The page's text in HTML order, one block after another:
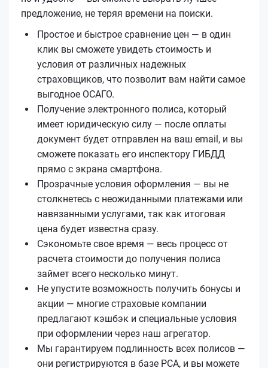
предложение, не теряя времени на поиски.
Простое и быстрое сравнение цен — в один
клик вы сможете увидеть стоимость и
условия от различных надежных
страховщиков, что позволит вам найти самое
выгодное ОСАГО.
Получение электронного полиса, который
имеет юридическую силу — после оплаты
документ будет отправлен на ваш email, и вы
сможете показать его инспектору ГИБДД
прямо с экрана смартфона.
Прозрачные условия оформления — вы не
столкнетесь с неожиданными платежами или
навязанными услугами, так как итоговая
цена будет известна сразу.
Сэкономьте свое время — весь процесс от
расчета стоимости до получения полиса
займет всего несколько минут.
Не упустите возможность получить бонусы и
акции — многие страховые компании
предлагают кэшбэк и специальные условия
при оформлении через наш агрегатор.
Мы гарантируем подлинность всех полисов —
они регистрируются в базе РСА, и вы можете